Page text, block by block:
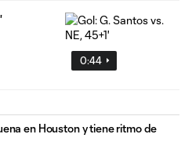
0:44
en Houston y tiene ritmo de